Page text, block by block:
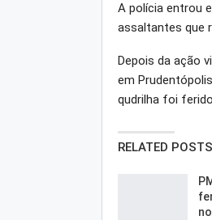
A polícia entrou
assaltantes que
Depois da ação
em
qudrilha foi
RELATED POSTS